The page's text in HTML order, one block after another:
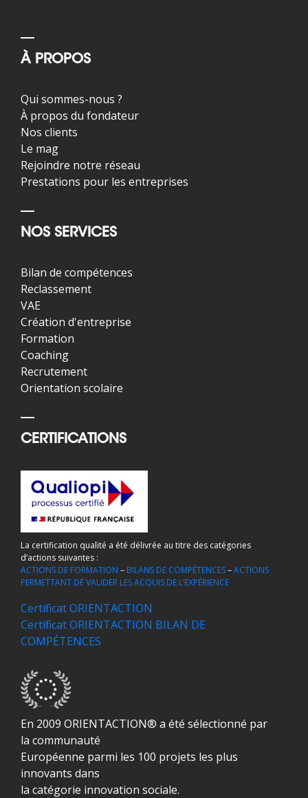
À PROPOS
Qui sommes-nous ?
À propos du fondateur
Nos clients
Le mag
Rejoindre notre réseau
Prestations pour les entreprises
NOS SERVICES
Bilan de compétences
Reclassement
VAE
Création d'entreprise
Formation
Coaching
Recrutement
Orientation scolaire
CERTIFICATIONS
La certification qualité a été délivrée au titre des catégories
d’actions suivantes :
ACTIONS DE FORMATION – BILANS DE COMPÉTENCES–ACTIONS
PERMETTANT DE VALIDER LES ACQUIS DE L’EXPÉRIENCE
Certificat ORIENTACTION
Certificat ORIENTACTION BILAN DE
COMPÉTENCES
En 2009 ORIENTACTION® a été sélectionné par
la communauté
Européenne parmi les 100 projets les plus
innovants dans
la catégorie innovation sociale.